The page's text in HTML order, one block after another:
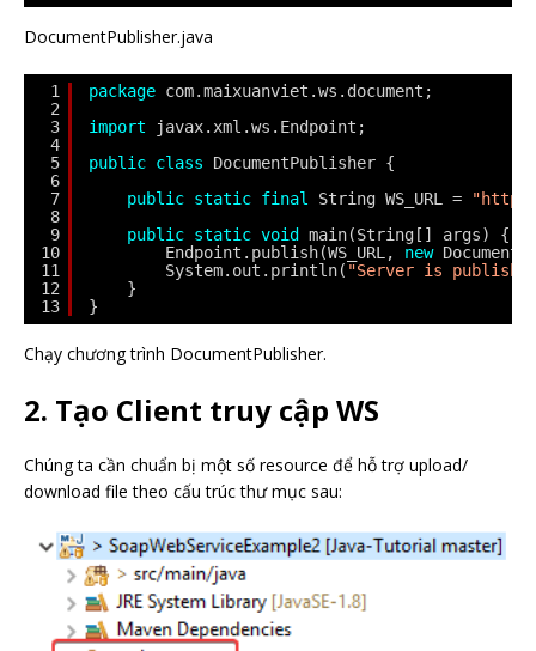
DocumentPublisher.java
1
2
3
4
5
6
7
8
9
10
11
12
13
package com.maixuanviet.ws.document;
import
javax.xml.ws.Endpoint;
public class
DocumentPublisher {
public static final String WS_URL =
public static void
main(String[] args) {
Endpoint.publish(WS_URL, new
System.out.println( "Server is
}
}
Chạy chương trình DocumentPublisher.
2. Tạo Client truy cập WS
Chúng ta cần chuẩn bị một số resource để hỗ trợ upload/
download file theo cấu trúc thư mục sau: